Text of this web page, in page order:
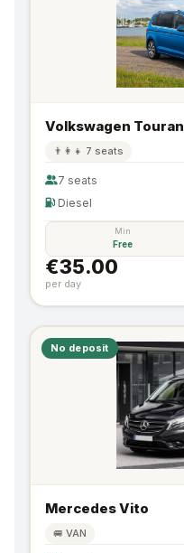
Volkswagen Touran
👨‍👩‍👧 7 seats
7 seats
Diesel
Min
Free
€35.00
per day
No deposit
Mercedes Vito
🚐 VAN